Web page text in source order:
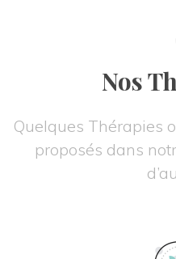
Nos
Quelques Thérapies
proposés dans